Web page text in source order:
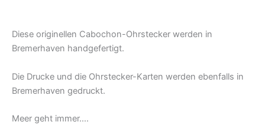
Diese originellen Cabochon-Ohrstecker werden in
Bremerhaven handgefertigt.
Die Drucke und die Ohrstecker-Karten werden ebenfalls in
Bremerhaven gedruckt.
Meer geht immer….